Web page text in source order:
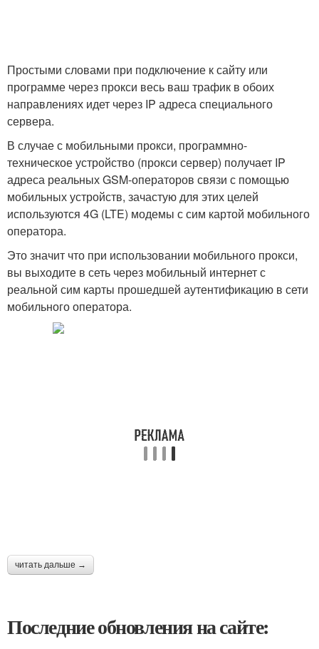
Простыми словами при подключение к сайту или
программе через прокси весь ваш трафик в обоих
направлениях идет через IP адреса специального
сервера.
В случае с мобильными прокси, программно-
техническое устройство (прокси сервер) получает IP
адреса реальных GSM-операторов связи с помощью
мобильных устройств, зачастую для этих целей
используются 4G (LTE) модемы с сим картой мобильного
оператора.
Это значит что при использовании мобильного прокси,
вы выходите в сеть через мобильный интернет с
реальной сим карты прошедшей аутентификацию в сети
мобильного оператора.
читать дальше →
Последние обновления на сайте: